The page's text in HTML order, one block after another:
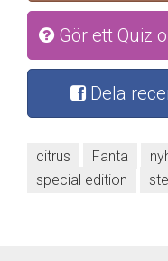
Gör ett Quiz
Dela
citrus Fanta
special edition